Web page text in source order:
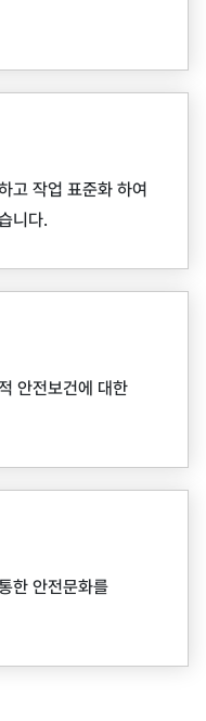
고 작업 표준화 하여
니다.
안전보건에 대한
한 안전문화를